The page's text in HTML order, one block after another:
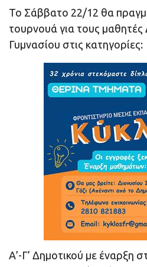
Το Σάββατο 22/12 θα
τουρνουά για τους μαθητές
Γυμνασίου στις κατηγορίες:
Α’-Γ’ Δημοτικού με έναρξη